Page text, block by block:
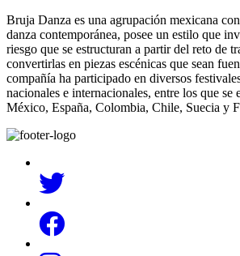
Bruja Danza es una agrupación mexicana
danza contemporánea, posee un estilo que
riesgo que se estructuran a partir del reto de
convertirlas en piezas escénicas que sean
compañía ha participado en diversos
nacionales e internacionales, entre los que se
México, España, Colombia, Chile, Suecia y